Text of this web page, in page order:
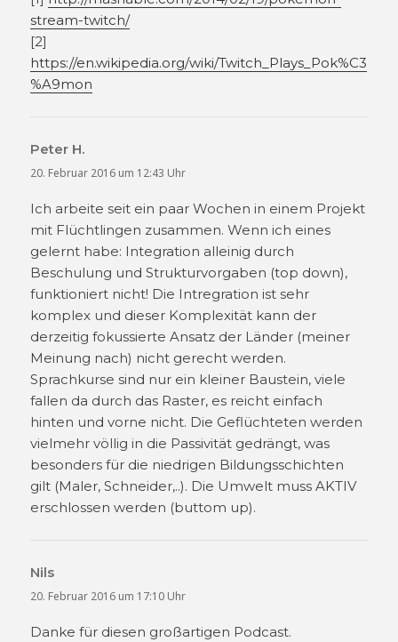
stream-twitch/
[2]
https://en.wikipedia.org/wiki/Twitch_Plays_Pok%C3
%A9mon
Peter H.
20. Februar 2016 um 12:43 Uhr
Ich arbeite seit ein paar Wochen in einem Projekt
mit Flüchtlingen zusammen. Wenn ich eines
gelernt habe: Integration alleinig durch
Beschulung und Strukturvorgaben (top down),
funktioniert nicht! Die Intregration ist sehr
komplex und dieser Komplexität kann der
derzeitig fokussierte Ansatz der Länder (meiner
Meinung nach) nicht gerecht werden.
Sprachkurse sind nur ein kleiner Baustein, viele
fallen da durch das Raster, es reicht einfach
hinten und vorne nicht. Die Geflüchteten werden
vielmehr völlig in die Passivität gedrängt, was
besonders für die niedrigen Bildungsschichten
gilt (Maler, Schneider,..). Die Umwelt muss AKTIV
erschlossen werden (buttom up).
Nils
20. Februar 2016 um 17:10 Uhr
Danke für diesen großartigen Podcast.